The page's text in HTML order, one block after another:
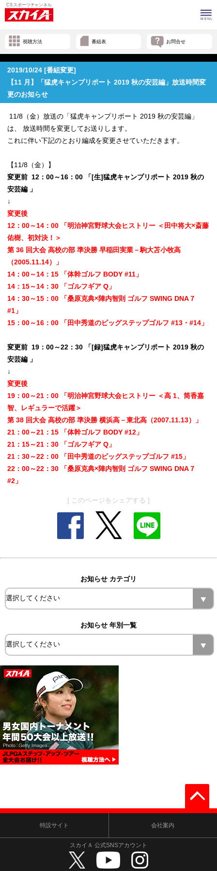
視聴方法 番組表 お問合せ
2019/10/24 [番組変更]
【11 月】「猛虎キャンプリポート 2019 秋の安芸編」放送時間変
更のお知らせ
11/8（金）放送の「猛虎キャンプリポート 2019 秋の安芸編」
は、 放送時間を変更してお送りします。
これに伴い下記のとおり編成を変更させていただきます。
【11/8（金）】
変更前 12：00～16：00 「[生]猛虎キャンプリポート 2019 秋の
安芸編 」
↓
変更後
12：00～14：00 「明治神宮野球大会ヒストリー ＜田中将大×斎藤
佑樹、初対決！＞
第 36 回大会 高校の部 準決勝 早稲田実業－駒大苫小牧高
（2005.11.14）」
14：00～14：15 「体幹ゴルフ BODY #11」
14：15～14：30 「ゴルフギア Q」
14：30～15：00 「桑原克典×陣内智則 ゴルフ SWING DNA７
#1」
15：00～16：00 「田中秀道のビッグステップゴルフ #13・#14」
変更前 19：00～22：30 「[録]猛虎キャンプリポート 2019 秋の
安芸編 」
↓
変更後
19：00～21：00 「明治神宮野球大会ヒストリー ＜高 1、筒香嘉
智、レギュラーで活躍＞
第 38 回大会 高校の部 準決勝 横浜高－東北高（2007.11.13）」
21：00～21：15 「体幹ゴルフ BODY #12」
21：15～21：30 「ゴルフギア Q」
21：30～22：00 「田中秀道のビッグステップゴルフ #15」
22：00～22：30 「桑原克典×陣内智則 ゴルフ SWING DNA７
#2」
[ このページをシェアする ]
お知らせ カテゴリ
お知らせ 年別一覧
特設サイト 会社案内
スカイＡ 公式SNSアカウント